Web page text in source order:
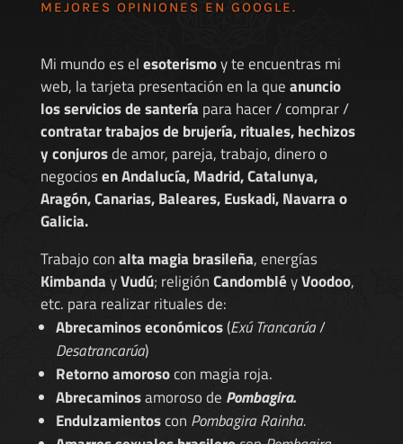
MEJORES OPINIONES EN GOOGLE.
Mi mundo es elesoterismoy te encuentras mi
web, la tarjeta presentación en la queanuncio
los servicios de santería para hacer / comprar /
contratar trabajos de brujería, rituales, hechizos
y conjurosde amor, pareja, trabajo, dinero o
negociosen Andalucía, Madrid, Catalunya,
Aragón, Canarias, Baleares, Euskadi, Navarra o
Galicia.
Trabajo conalta magia brasileña, energías
KimbandayVudú; religiónCandombléyVoodoo,
etc. para realizar rituales de:
Abrecaminos económicos(Exú Trancarúa/
Desatrancarúa)
Retorno amorosocon magia roja.
Abrecaminosamoroso de Pombagira.
Endulzamientoscon Pombagira Rainha.